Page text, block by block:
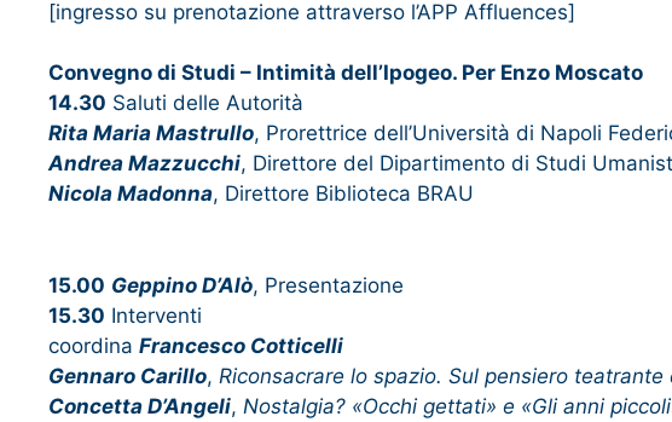
[ingresso su prenotazione attraverso l’APP Affluences]
Convegno di Studi – Intimità dell’Ipogeo. Per Enzo Moscato
14.30 Saluti delle Autorità
Rita Maria Mastrullo, Prorettrice dell’Università di Napoli
Andrea Mazzucchi, Direttore del Dipartimento di Studi
Nicola Madonna, Direttore Biblioteca BRAU
15.00 Geppino D’Alò, Presentazione
15.30 Interventi
coordina Francesco Cotticelli
Gennaro Carillo, Riconsacrare lo spazio. Sul pensiero teatrante
Concetta D’Angeli, Nostalgia? «Occhi gettati» e «Gli anni